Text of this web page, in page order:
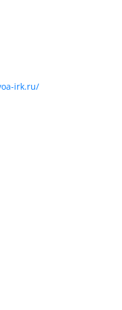
irk.ru/